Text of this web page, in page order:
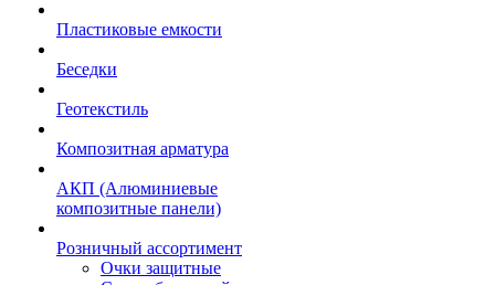
Пластиковые емкости
Беседки
Геотекстиль
Композитная арматура
АКП (Алюминиевые
композитные панели)
Розничный ассортимент
Очки защитные